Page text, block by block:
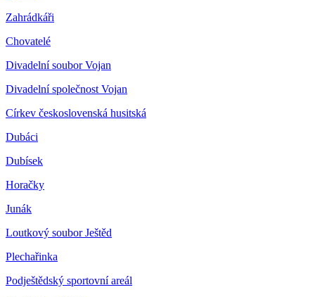
Zahrádkáři
Chovatelé
Divadelní soubor Vojan
Divadelní společnost Vojan
Církev československá husitská
Dubáci
Dubísek
Horačky
Junák
Loutkový soubor Ještěd
Plechařinka
Podještědský sportovní areál